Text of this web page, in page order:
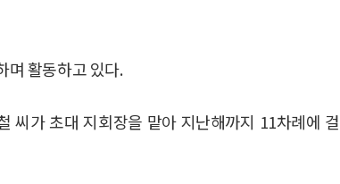
며 활동하고 있다.
씨가 초대 지회장을 맡아 지난해까지 11차례에 걸